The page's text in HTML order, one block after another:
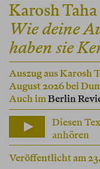
Karosh Taha
Wie deine
haben sie
Auszug aus Karosh
August 2026 bei
Auch imBerlin
Diesen
anhören
Veröffentlicht am